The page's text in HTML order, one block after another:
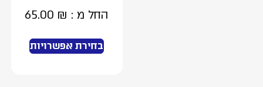
החל מ : 65.00₪
בחירת אפשרויות